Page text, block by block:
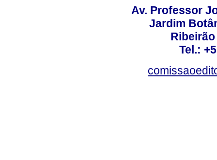
Av. Professor
Jardim
Tel.: